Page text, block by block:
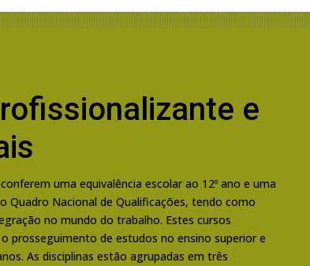
e
uma equivalência escolar ao 12º ano e uma
Quadro Nacional de Qualificações, tendo como
no mundo do trabalho. Estes cursos
prosseguimento de estudos no ensino superior e
As disciplinas estão agrupadas em três